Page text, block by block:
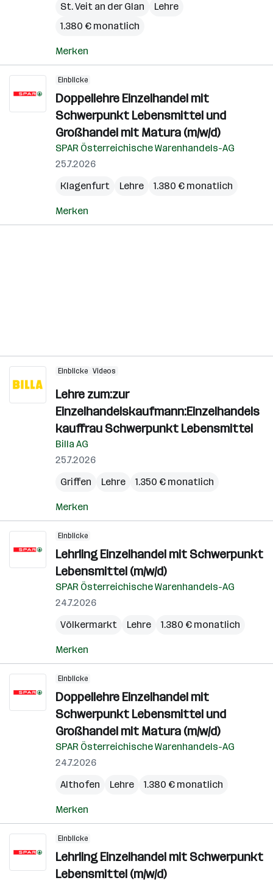
St. Veit an der Glan
Lehre
1.380 € monatlich
Merken
Einblicke
Doppellehre Einzelhandel mit
Schwerpunkt Lebensmittel und
Großhandel mit Matura (m/w/d)
SPAR Österreichische Warenhandels-AG
25.7.2026
Klagenfurt
Lehre 1.380 € monatlich
Merken
Einblicke Videos
Lehre zum:zur
Einzelhandelskaufmann:Einzelhandels
kauffrau Schwerpunkt Lebensmittel
Billa AG
25.7.2026
Griffen
Lehre 1.350 € monatlich
Merken
Einblicke
Lehrling Einzelhandel mit Schwerpunkt
Lebensmittel (m/w/d)
SPAR Österreichische Warenhandels-AG
24.7.2026
Völkermarkt
Lehre 1.380 € monatlich
Merken
Einblicke
Doppellehre Einzelhandel mit
Schwerpunkt Lebensmittel und
Großhandel mit Matura (m/w/d)
SPAR Österreichische Warenhandels-AG
24.7.2026
Althofen
Lehre 1.380 € monatlich
Merken
Einblicke
Lehrling Einzelhandel mit Schwerpunkt
Lebensmittel (m/w/d)